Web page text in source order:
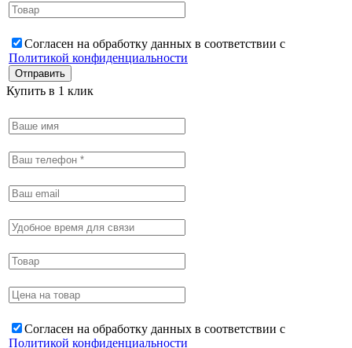
Согласен на обработку данных в соответствии с
Политикой конфиденциальности
Купить в 1 клик
Согласен на обработку данных в соответствии с
Политикой конфиденциальности